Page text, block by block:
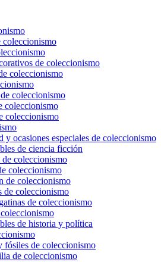
coleccionismo
de coleccionismo
coleccionismo
coleccionismo
coleccionismo
coleccionismo
ocasiones especiales de coleccionismo
de ciencia ficción
coleccionismo
coleccionismo
de coleccionismo
de coleccionismo
de coleccionismo
de historia y política
fósiles de coleccionismo
de coleccionismo